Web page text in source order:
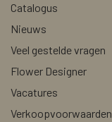
Catalogus
Nieuws
Veel gestelde vragen
Flower Designer
Vacatures
Verkoopvoorwaarden